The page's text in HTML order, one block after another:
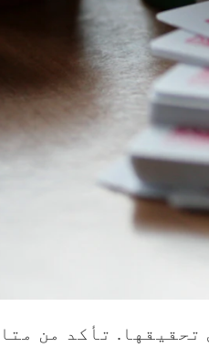
تحقيقها. تأكد من